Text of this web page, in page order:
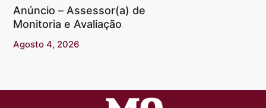
Anúncio – Assessor(a) de
Monitoria e Avaliação
Agosto 4, 2026